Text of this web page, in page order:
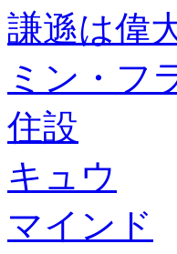
謙遜は偉
ミン・フ
住設
キュウ
マインド